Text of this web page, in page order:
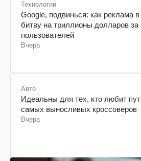
Технологии
Google, подвинься: как реклама
битву на триллионы долларов
пользователей
Вчера
Авто
Идеальны для тех, кто любит
самых выносливых кроссоверов
Вчера